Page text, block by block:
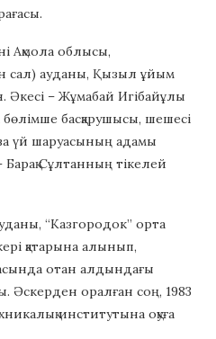
Ақмола облысы,
сал) ауданы, Қызыл ұйым
– Жұмабай Игібайұлы
басқарушысы, шешесі
үй шаруасының адамы
Сұлтанның тікелей
“Казгородок” орта
қатарына алынып,
отан алдындағы
Әскерден оралған соң, 1983
институтына оқуға